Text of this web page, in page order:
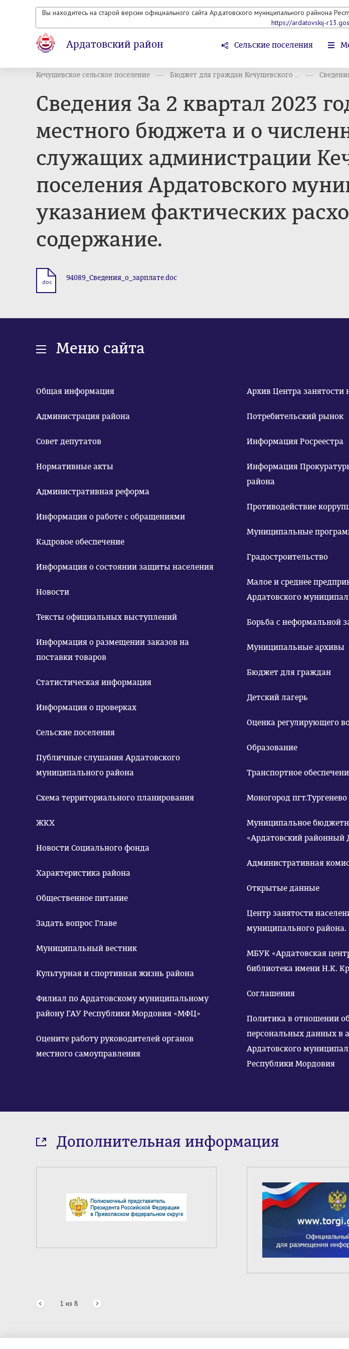
Вы находитесь на старой версии официального сайта Ардатовского муниципального райнона
https://ardatovskij-
Ардатовский район Сельские поселения
Кечушевское сельское поселение Бюджет для граждан Кечушевского ...
Сведения За 2 квартал 2023
местного бюджета и о
служащих администрации
поселения Ардатовского
указанием фактических
содержание.
.doc 94089_Сведения_о_зарплате.doc
Меню сайта
Общая информация
Администрация района
Совет депутатов
Нормативные акты
Административная реформа
Информация о работе с обращениями
Кадровое обеспечение
Информация о состоянии защиты населения
Новости
Тексты официальных выступлений
Информация о размещении заказов на
поставки товаров
Статистическая информация
Информация о проверках
Сельские поселения
Публичные слушания Ардатовского
муниципального района
Схема территориального планирования
ЖКХ
Новости Социального фонда
Характеристика района
Общественное питание
Задать вопрос Главе
Муниципальный вестник
Культурная и спортивная жизнь района
Филиал по Ардатовскому муниципальному
району ГАУ Республики Мордовия «МФЦ»
Оцените работу руководителей органов
местного самоуправления
Архив Центра занятости
Потребительский рынок
Информация Росреестра
Информация
района
Противодействие
Муниципальные
Градостроительство
Малое и среднее
Ардатовского
Борьба с неформальной
Муниципальные архивы
Бюджет для граждан
Детский лагерь
Оценка регулирующего
Образование
Транспортное
Моногород пгт.Тургенево
Муниципальное
Административная
Открытые данные
Центр занятости
муниципального района.
МБУК «Ардатовская
библиотека имени Н.К.
Соглашения
Политика в отношении
персональных данных в
Ардатовского
Республики Мордовия
Дополнительная информация